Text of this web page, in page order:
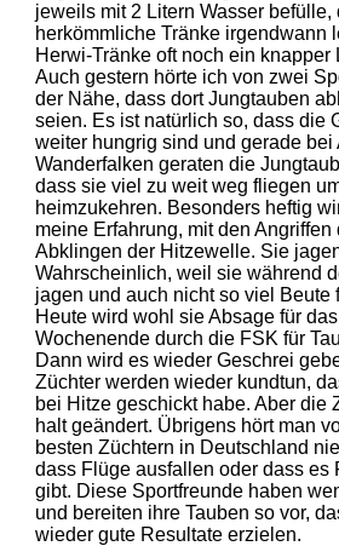
jeweils mit 2 Litern Wasser befülle,
herkömmliche Tränke irgendwann
Herwi-Tränke oft noch ein knapper
Auch gestern hörte ich von zwei
der Nähe, dass dort Jungtauben
seien. Es ist natürlich so, dass die
weiter hungrig sind und gerade bei
Wanderfalken geraten die
dass sie viel zu weit weg fliegen
heimzukehren. Besonders heftig
meine Erfahrung, mit den
Abklingen der Hitzewelle. Sie
Wahrscheinlich, weil sie während
jagen und auch nicht so viel Beute
Heute wird wohl sie Absage für
Wochenende durch die FSK für
Dann wird es wieder Geschrei
Züchter werden wieder kundtun,
bei Hitze geschickt habe. Aber die
halt geändert. Übrigens hört man
besten Züchtern in Deutschland
dass Flüge ausfallen oder dass es
gibt. Diese Sportfreunde haben
und bereiten ihre Tauben so vor,
wieder gute Resultate erzielen.